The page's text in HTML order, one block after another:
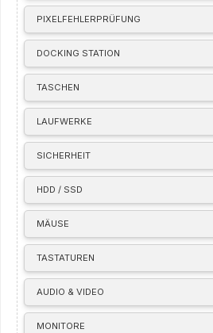
PIXELFEHLERPRÜFUNG
DOCKING STATION
TASCHEN
LAUFWERKE
SICHERHEIT
HDD / SSD
MÄUSE
TASTATUREN
AUDIO & VIDEO
MONITORE